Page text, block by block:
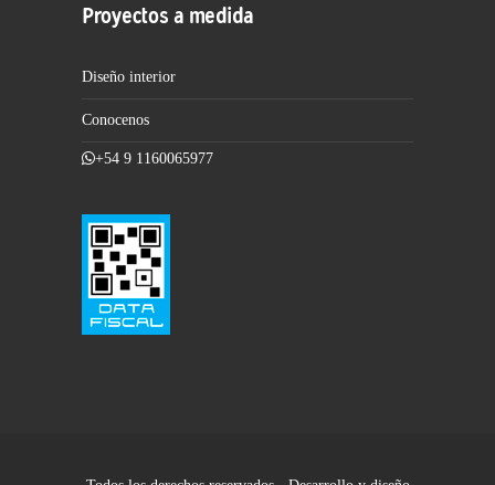
Proyectos a medida
Diseño interior
Conocenos
+54 9 1160065977